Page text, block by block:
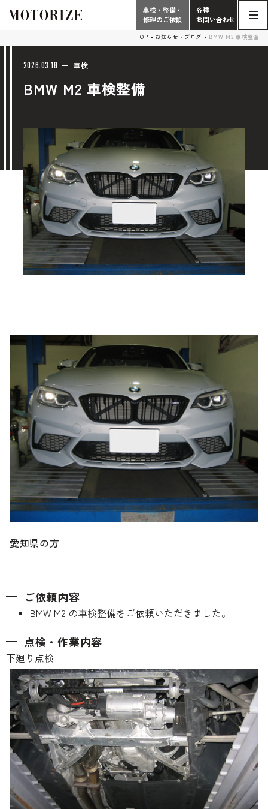
こだわり
輸入車買取査定依頼
中古車販売・在庫車情報
車検・整備・修理のご依頼
中古車探しのご依頼/その他
お問い合わせフォーム
ブログ
お客様の声
ケータハム岐阜
プライバシーポリシー
Phone
電話受付時間 10:00 - 18:30（月曜定休）
058-247-7733
タップで電話がかかります
お問い合わせ総合
058-247-8001
タップで電話がかかります
Contact Form
車検・整備・修理のご依頼
買取査定のご依頼
その他のお問い合わせ
中古車探しのご依頼・レンタカーのご相談
のご相談も可能です。
Contact
車検・整備・
修理のご依頼
各種
お問い合わせ
TOP お知らせ・ブログ BMW M2 車検整備
2026.03.18 車検
BMW M2 車検整備
愛知県の方
ご依頼内容
BMW M2 の車検整備をご依頼いただきました。
点検・作業内容
下廻り点検